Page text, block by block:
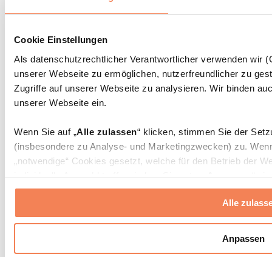
Cookie Einstellungen
Als datenschutzrechtlicher Verantwortlicher verwenden wir
unserer Webseite zu ermöglichen, nutzerfreundlicher zu
Zugriffe auf unserer Webseite zu analysieren. Wir binden
unserer Webseite ein.
Wenn Sie auf „Alle zulassen“ klicken, stimmen Sie der
(insbesondere zu Analyse- und Marketingzwecken) zu.
„notwendige“ Cookies gesetzt, welche für den Betrieb der
individuelle Auswahl treffen, indem Sie unter „Anpassen“
erlauben“ klicken.
Weitere Informationen über die Verarbeitung Ihrer Daten
Datenschutzerklärung
Alle
Anpassen
Faszien- und Massagerollen
Weitere Rehabilitationshilfen
Taschen & Rucksäcke
Essenstaschen und Meal-Prep-Zubehör
Sporttaschen
Zubehör nach Aktivität
Laufen
Kampfsport
Yoga & Pilates
Wandern
Rotlichttherapie